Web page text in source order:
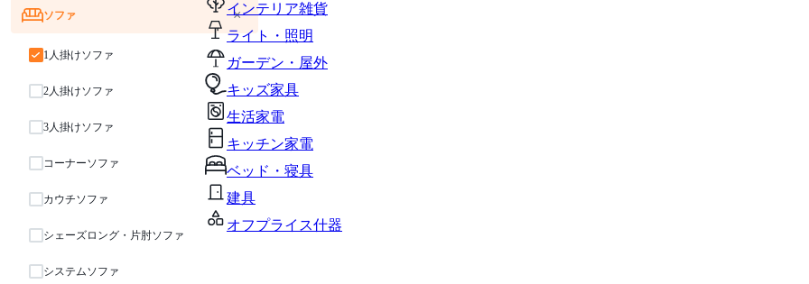
インテリア雑貨
ライト・照明
ガーデン・屋外
キッズ家具
生活家電
キッチン家電
ベッド・寝具
建具
オフプライス什器
ソファ ×
1人掛けソファ
2人掛けソファ
3人掛けソファ
コーナーソファ
カウチソファ
シェーズロング・片肘ソファ
システムソファ